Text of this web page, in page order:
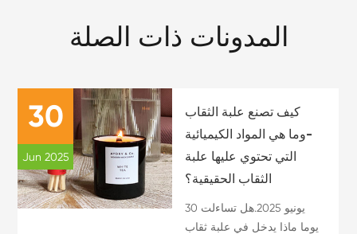
المدونات ذات الصلة
30
Jun 2025
كيف تصنع علبة الثقاب
-وما هي المواد الكيميائية
التي تحتوي عليها علبة
الثقاب الحقيقية؟
30 يونيو 2025.هل تساءلت
يوما ماذا يدخل في علبة ثقاب